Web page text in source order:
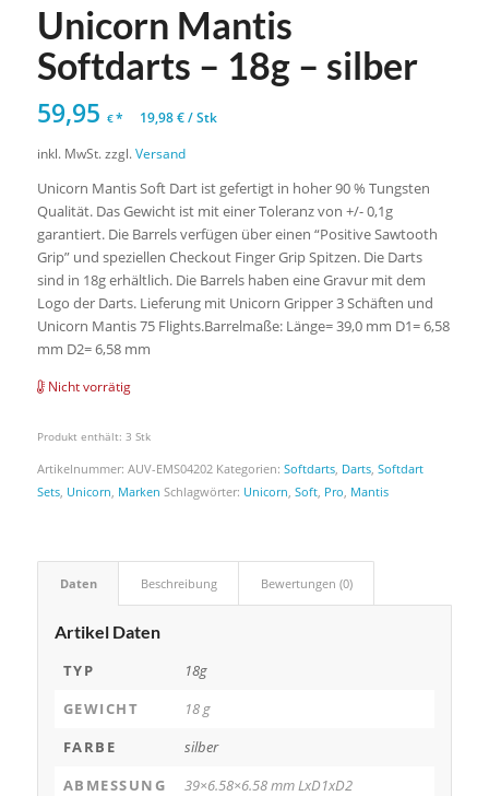
Unicorn Mantis
Softdarts – 18g – silber
59,95 €* 19,98€/Stk
inkl. MwSt. zzgl. Versand
Unicorn Mantis Soft Dart ist gefertigt in hoher 90 % Tungsten
Qualität. Das Gewicht ist mit einer Toleranz von +/- 0,1g
garantiert. Die Barrels verfügen über einen “Positive Sawtooth
Grip” und speziellen Checkout Finger Grip Spitzen. Die Darts
sind in 18g erhältlich. Die Barrels haben eine Gravur mit dem
Logo der Darts. Lieferung mit Unicorn Gripper 3 Schäften und
Unicorn Mantis 75 Flights.Barrelmaße: Länge= 39,0 mm D1= 6,58
mm D2= 6,58 mm
Nicht vorrätig
Produkt enthält: 3 Stk
Artikelnummer: AUV-EMS04202 Kategorien: Softdarts, Darts, Softdart
Sets, Unicorn Marken Schlagwörter: Unicorn Soft, Pro Mantis
Daten Beschreibung Bewertungen (0)
Artikel Daten
TYP
18g
GEWICHT
18 g
FARBE
silber
ABMESSUNG
39×6.58×6.58 mm LxD1xD2